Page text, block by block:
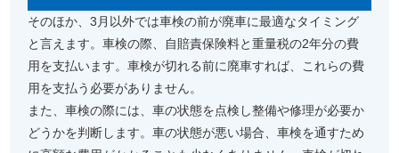
そのほか、3月以外では車検の前が廃車に最適なタイミング
と言えます。車検の際、自賠責保険料と重量税の2年分の費
用を支払います。車検が切れる前に廃車すれば、これらの費
用を支払う必要がありません。
また、車検の際には、車の状態を点検し整備や修理が必要か
どうかを判断します。車の状態が悪い場合、車検を通すため